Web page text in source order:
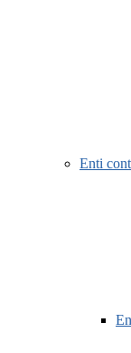
Enti